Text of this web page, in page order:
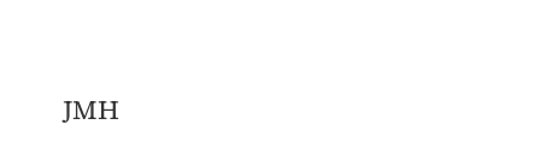
JMH